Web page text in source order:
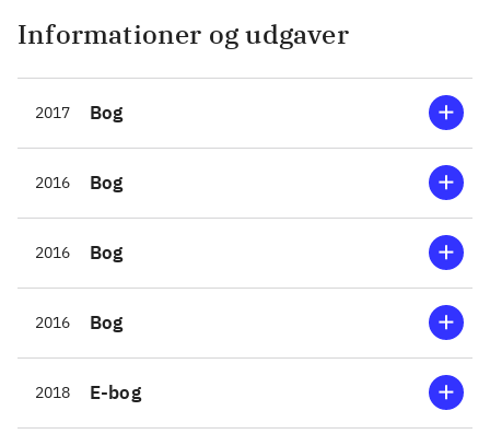
Informationer og udgaver
2017 Bog
2016 Bog
2016 Bog
2016 Bog
2018 E-bog